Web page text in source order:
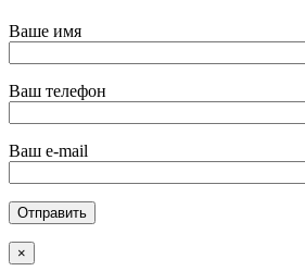
Ваше имя
Ваш телефон
Ваш e-mail
×